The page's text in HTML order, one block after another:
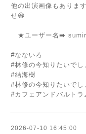
他の出演画像もありま
せ😀
★ユーザー名➡️
#なないろ
#林修の今知りたいでし
#結海樹
#林修の今知りたいでし
#カフェアンドバルトラ
2026-07-10 16:45:00